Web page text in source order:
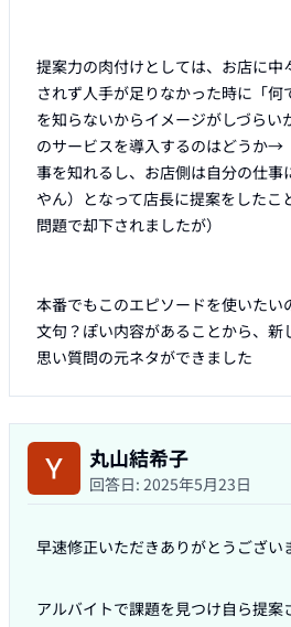
提案力の肉付けとしては、お店に中
されず人手が足りなかった時に「
を知らないからイメージがしづら
のサービスを導入するのはどうか→
事を知れるし、お店側は自分の仕
やん）となって店長に提案をしたこ
問題で却下されましたが）
本番でもこのエピソードを使いたい
文句？ぽい内容があることから、新
丸山結希子
回答日: 2025年5月23日
早速修正いただきありがとうござい
アルバイトで課題を見つけ自ら提案